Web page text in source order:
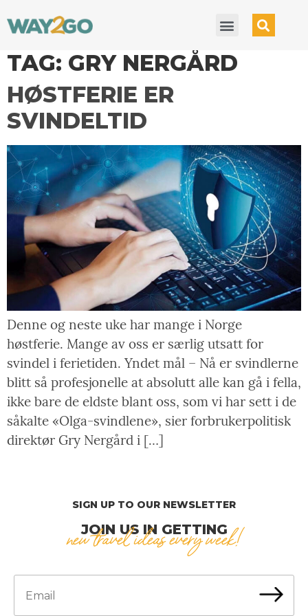
TAG: GRY NERGÅRD
HØSTFERIE ER
SVINDELTID
Denne og neste uke har mange i Norge
høstferie. Mange av oss er særlig utsatt for
svindel i ferietiden. Yndet mål – Nå er svindlerne
blitt så profesjonelle at absolutt alle kan gå i fella,
ikke bare de eldste blant oss, som vi har sett i de
såkalte «Olga-svindlene», sier forbrukerpolitisk
direktør Gry Nergård i […]
SIGN UP TO OUR NEWSLETTER
JOIN US IN GETTING
new travel ideas every week!